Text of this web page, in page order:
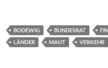
BODEWIG BUNDESRAT
LÄNDER
MAUT VERKEHR